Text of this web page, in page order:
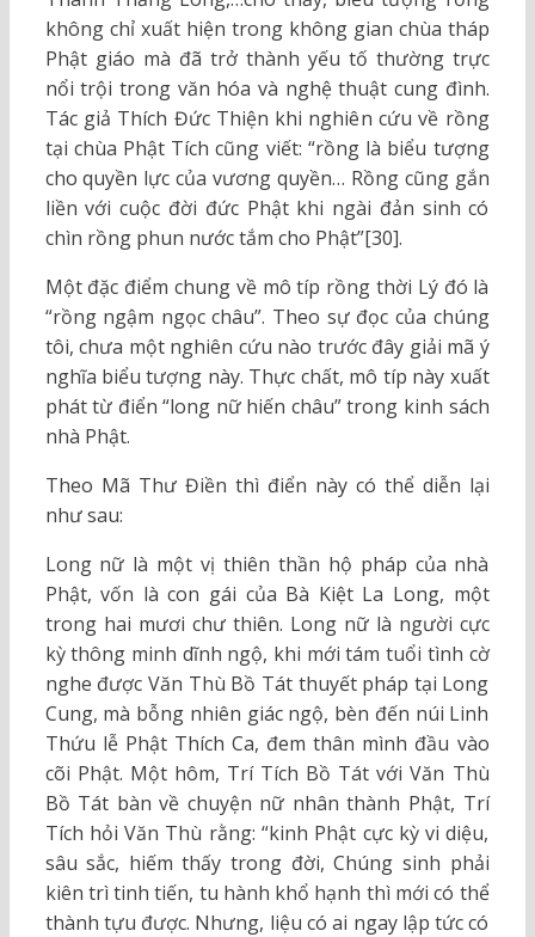
không chỉ xuất hiện trong không gian chùa tháp
Phật giáo mà đã trở thành yếu tố thường trực
nổi trội trong văn hóa và nghệ thuật cung đình.
Tác giả Thích Đức Thiện khi nghiên cứu về rồng
tại chùa Phật Tích cũng viết: “rồng là biểu tượng
cho quyền lực của vương quyền… Rồng cũng gắn
liền với cuộc đời đức Phật khi ngài đản sinh có
chìn rồng phun nước tắm cho Phật”[30].
Một đặc điểm chung về mô típ rồng thời Lý đó là
“rồng ngậm ngọc châu”. Theo sự đọc của chúng
tôi, chưa một nghiên cứu nào trước đây giải mã ý
nghĩa biểu tượng này. Thực chất, mô típ này xuất
phát từ điển “long nữ hiến châu” trong kinh sách
nhà Phật.
Theo Mã Thư Điền thì điển này có thể diễn lại
như sau:
Long nữ là một vị thiên thần hộ pháp của nhà
Phật, vốn là con gái của Bà Kiệt La Long, một
trong hai mươi chư thiên. Long nữ là người cực
kỳ thông minh dĩnh ngộ, khi mới tám tuổi tình cờ
nghe được Văn Thù Bồ Tát thuyết pháp tại Long
Cung, mà bỗng nhiên giác ngộ, bèn đến núi Linh
Thứu lễ Phật Thích Ca, đem thân mình đầu vào
cõi Phật. Một hôm, Trí Tích Bồ Tát với Văn Thù
Bồ Tát bàn về chuyện nữ nhân thành Phật, Trí
Tích hỏi Văn Thù rằng: “kinh Phật cực kỳ vi diệu,
sâu sắc, hiếm thấy trong đời, Chúng sinh phải
kiên trì tinh tiến, tu hành khổ hạnh thì mới có thể
thành tựu được. Nhưng, liệu có ai ngay lập tức có